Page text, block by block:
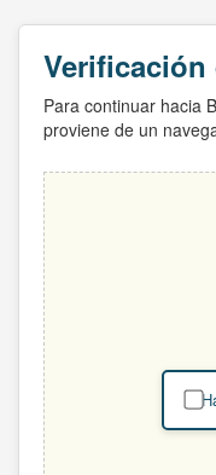
Verificación
Para continuar hacia
proviene de un